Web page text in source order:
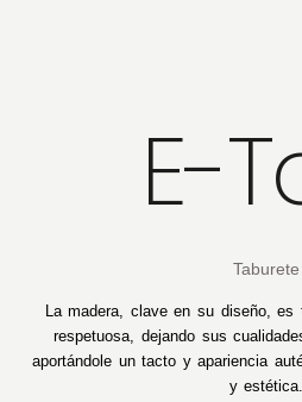
E-
Taburete
La madera, clave en su diseño, es
respetuosa, dejando sus
aportándole un tacto y apariencia
y estética.